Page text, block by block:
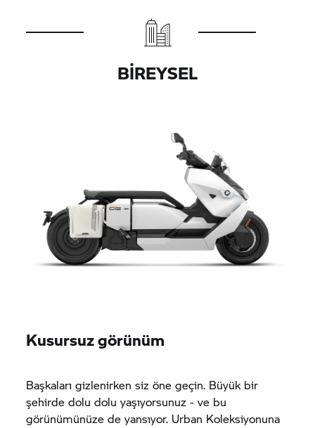
BIREYSEL
Kusursuz görünüm
Başkaları gizlenirken siz öne geçin. Büyük bir
şehirde dolu dolu yaşıyorsunuz - ve bu
görünümünüze de yansıyor. Urban Koleksiyonuna